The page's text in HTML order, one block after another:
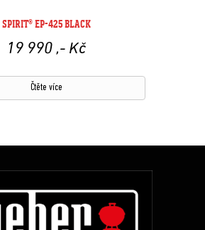
SPIRIT® EP-425 BLACK
19 990 ,- Kč
Čtěte více